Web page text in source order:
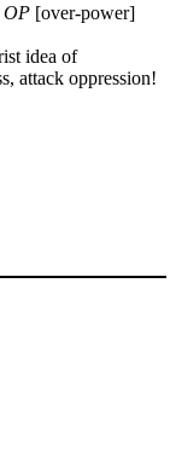
OP [over-power]
idea of
attack oppression!